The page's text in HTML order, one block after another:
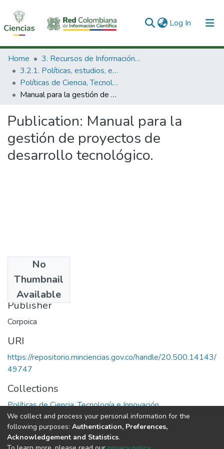
Log In (current)
Communities & Collections
All of DSpace
Statistics
Home
3. Recursos de Información Científica y Tecnológica
3.2.1. Políticas, estudios, evaluaciones e indicadores de CTeI
Políticas de Ciencia, Tecnología e Innovación
Manual para la gestión de proyectos de desarrollo tecnológico.
Publication: Manual para la
gestión de proyectos de
desarrollo tecnológico.
No
Thumbnail
Available
1995
Publisher
Corpoica
URI
https://repositorio.minciencias.gov.co/handle/20.500.14143/
49747
Collections
Políticas de Ciencia, Tecnología e Innovación
Full item page
We collect and process your personal information for the
following purposes: Authentication, Preferences,
Acknowledgement and Statistics.